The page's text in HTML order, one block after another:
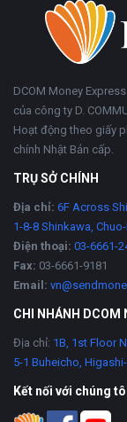
khoảng
DCOM Money
của công ty D.
Hoạt động theo giấy
chính Nhật Bản cấp.
TRỤ SỞ CHÍNH
Địa chỉ: 6F Across
1-8-8 Shinkawa,
Điện thoại: 03-6661-
Fax: 03-6661-9181
Email:
CHI NHÁNH DCOM
Địa chỉ: 1B, 1st Floor
5-1 Buheicho,
Kết nối với chúng